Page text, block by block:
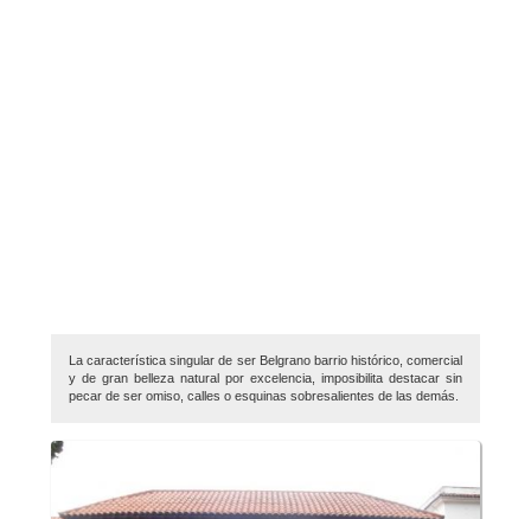
La característica singular de ser Belgrano barrio histórico, comercial
y de gran belleza natural por excelencia, imposibilita destacar sin
pecar de ser omiso, calles o esquinas sobresalientes de las demás.